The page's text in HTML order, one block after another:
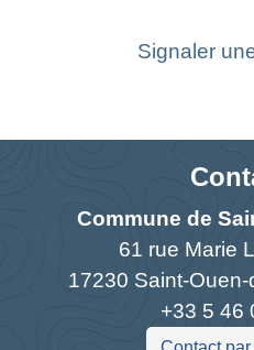
Signaler
Commune de
61 rue Marie
17230 Saint-
+33 5 46